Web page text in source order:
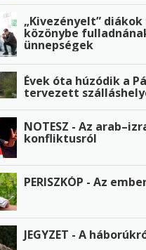
„Kivezényelt”
közönybe
ünnepségek
Évek óta húzódik a
tervezett
NOTESZ - Az
konfliktusról
PERISZKÓP - Az
JEGYZET - A